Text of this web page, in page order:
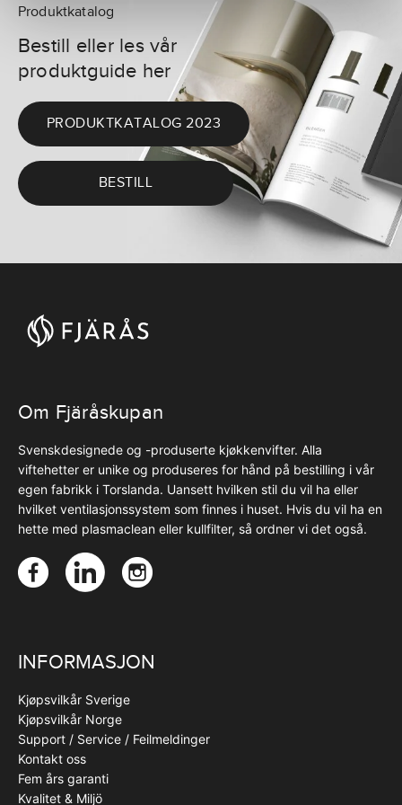
Produktkatalog
Bestill eller les vår
produktguide her
PRODUKTKATALOG 2023
BESTILL
Om Fjäråskupan
Svenskdesignede og -produserte kjøkkenvifter. Alla
viftehetter er unike og produseres for hånd på bestilling i vår
egen fabrikk i Torslanda. Uansett hvilken stil du vil ha eller
hvilket ventilasjonssystem som finnes i huset. Hvis du vil ha en
hette med plasmaclean eller kullfilter, så ordner vi det også.
INFORMASJON
Kjøpsvilkår Sverige
Kjøpsvilkår Norge
Support / Service / Feilmeldinger
Kontakt oss
Fem års garanti
Kvalitet & Miljö